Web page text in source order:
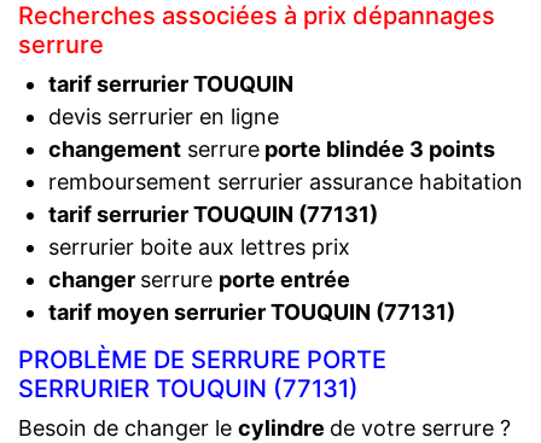
Recherches associées à prix dépannages
serrure
tarif serrurier TOUQUIN
devis serrurier en ligne
changementserrureporte blindée 3 points
remboursement serrurier assurance habitation
tarif serrurier TOUQUIN (77131)
serrurier boite aux lettres prix
changer serrure porte entrée
tarif moyen serrurier TOUQUIN (77131)
PROBLÈME DE SERRURE PORTE
SERRURIER TOUQUIN (77131)
Besoin de changer le cylindre de votre serrure ?